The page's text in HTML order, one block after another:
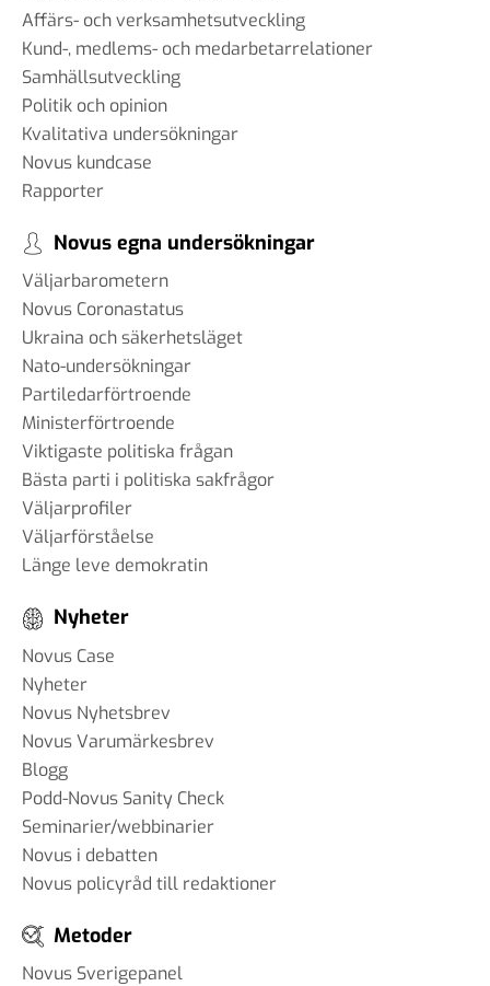
Affärs- och verksamhetsutveckling
Kund-, medlems- och medarbetarrelationer
Samhällsutveckling
Politik och opinion
Kvalitativa undersökningar
Novus kundcase
Rapporter
Novus egna undersökningar
Väljarbarometern
Novus Coronastatus
Ukraina och säkerhetsläget
Nato-undersökningar
Partiledarförtroende
Ministerförtroende
Viktigaste politiska frågan
Bästa parti i politiska sakfrågor
Väljarprofiler
Väljarförståelse
Länge leve demokratin
Nyheter
Novus Case
Nyheter
Novus Nyhetsbrev
Novus Varumärkesbrev
Blogg
Podd-Novus Sanity Check
Seminarier/webbinarier
Novus i debatten
Novus policyråd till redaktioner
Metoder
Novus Sverigepanel